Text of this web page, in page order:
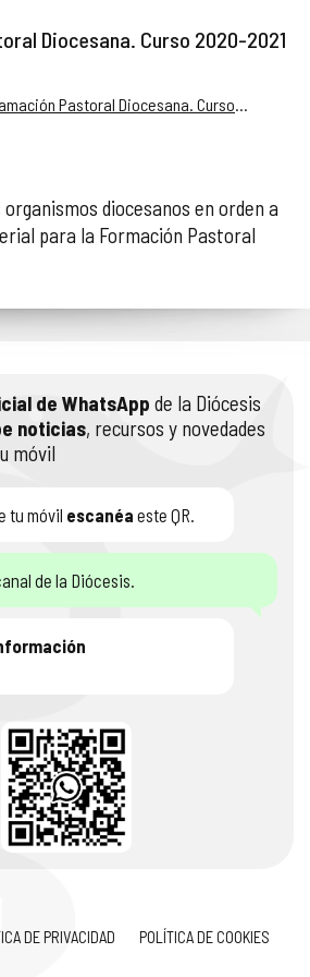
Diocesana. Curso 2020-2021
Descarga Programación Pastoral Diocesana. Curso 2020-2021
diocesanos en orden a
para la Formación Pastoral
de WhatsApp de la Diócesis
noticias, recursos y novedades
móvil
tu móvil escanéa este QR.
de la Diócesis.
DE PRIVACIDAD POLÍTICA DE COOKIES